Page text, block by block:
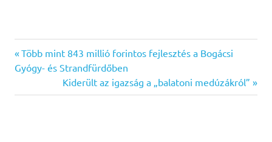
Bejegyzés
navigáció
Previous
Post:
Több mint 843 millió forintos fejlesztés a Bogácsi
Gyógy- és Strandfürdőben
Next
Post:
Kiderült az igazság a „balatoni medúzákról”